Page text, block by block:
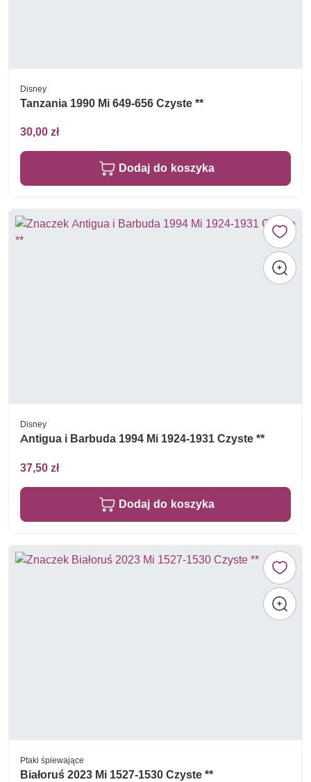
Disney
Tanzania 1990 Mi 649-656 Czyste **
30,00 zł
Dodaj do koszyka
Disney
Antigua i Barbuda 1994 Mi 1924-1931 Czyste **
37,50 zł
Dodaj do koszyka
Ptaki śpiewające
Białoruś 2023 Mi 1527-1530 Czyste **